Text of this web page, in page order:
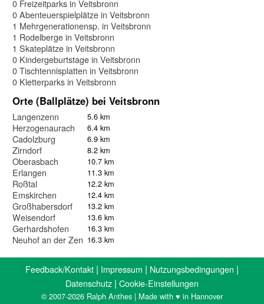
0 Freizeitparks in Veitsbronn
0 Abenteuerspielplätze in Veitsbronn
1 Mehrgenerationensp. in Veitsbronn
1 Rodelberge in Veitsbronn
1 Skateplätze in Veitsbronn
0 Kindergeburtstage in Veitsbronn
0 Tischtennisplatten in Veitsbronn
0 Kletterparks in Veitsbronn
Orte (Ballplätze) bei Veitsbronn
Langenzenn 5.6 km
Herzogenaurach 6.4 km
Cadolzburg 6.9 km
Zirndorf 8.2 km
Oberasbach 10.7 km
Erlangen 11.3 km
Roßtal 12.2 km
Emskirchen 12.4 km
Großhabersdorf 13.2 km
Weisendorf 13.6 km
Gerhardshofen 16.3 km
Neuhof an der Zenn 16.3 km
Feedback/Kontakt | Impressum | Nutzungsbedingungen |
Datenschutz | Cookie-Einstellungen
© 2007-2026 Ralph Anthes | Made with ♥ in Hannover